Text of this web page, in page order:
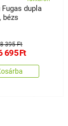
dupla
bézs
395 Ft
695Ft